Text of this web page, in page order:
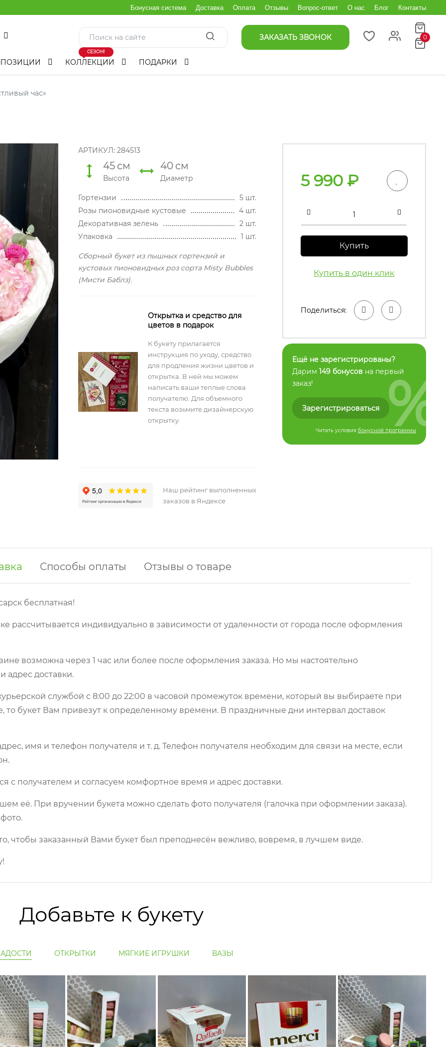
Бонусная система Доставка Оплата Отзывы Вопрос-ответ О нас Блог Контакты
ЗАКАЗАТЬ ЗВОНОК 0
КОЛЛЕКЦИИ
СЕЗОН!
ПОДАРКИ
час»
АРТИКУЛ: 284513
45 см
Высота
40 см
Диаметр
Гортензии
5 шт.
Розы пионовидные кустовые
4 шт.
Декоративная зелень
2 шт.
Упаковка
1 шт.
Сборный букет из пышных гортензий и
кустовых пионовидных роз сорта Misty Bubbles
(Мисти Баблз).
Открытка и средство для
цветов в подарок
К букету прилагается
инструкция по уходу, средство
для продления жизни цветов и
открытка. В ней мы можем
написать ваши теплые слова
получателю. Для объемного
текста возьмите дизайнерскую
открытку.
Наш рейтинг выполненных
заказов в Яндексе
5 990₽
Купить
Купить в один клик
Поделиться:
Ещё не зарегистрированы?
Дарим 149 бонусовна первый
заказ!
Зарегистрироваться
Читать условия бонусной программы
%
Способы оплаты Отзывы о товаре
бесплатная!
рассчитывается индивидуально в зависимости от удаленности от города после оформления
возможна через 1 час или более после оформления заказа. Но мы настоятельно
адрес доставки.
службой с 8:00 до 22:00 в часовой промежуток времени, который вы выбираете при
то букет Вам привезут к определенному времени. В праздничные дни интервал доставок
имя и телефон получателя и т. д. Телефон получателя необходим для связи на месте, если
с получателем и согласуем комфортное время и адрес доставки.
её. При вручении букета можно сделать фото получателя (галочка при оформлении заказа).
чтобы заказанный Вами букет был преподнесён вежливо, вовремя, в лучшем виде.
Добавьте к букету
ОТКРЫТКИ МЯГКИЕ ИГРУШКИ ВАЗЫ